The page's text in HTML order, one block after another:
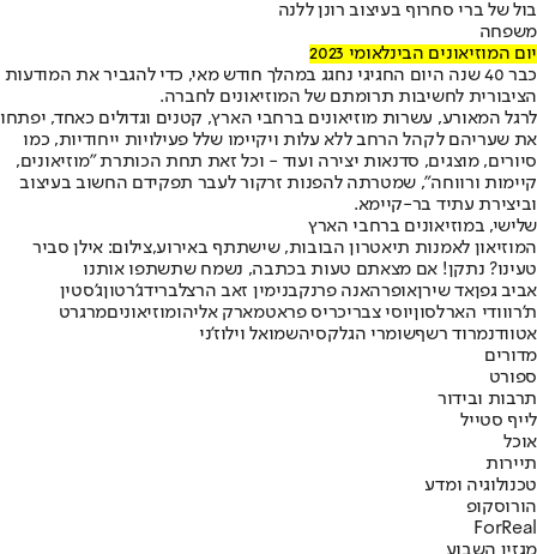
בול של ברי סחרוף בעיצוב רונן ללנה
משפחה
יום המוזיאונים הבינלאומי 2023
כבר 40 שנה היום החגיגי נחגג במהלך חודש מאי, כדי להגביר את המודעות
הציבורית לחשיבות תרומתם של המוזיאונים לחברה.
לרגל המאורע, עשרות מוזיאונים ברחבי הארץ, קטנים וגדולים כאחד, יפתחו
את שעריהם לקהל הרחב ללא עלות ויקיימו שלל פעילויות ייחודיות, כמו
סיורים, מוצגים, סדנאות יצירה ועוד - וכל זאת תחת הכותרת "מוזיאונים,
קיימות ורווחה", שמטרתה להפנות זרקור לעבר תפקידם החשוב בעיצוב
וביצירת עתיד בר-קיימא.
שלישי, במוזיאונים ברחבי הארץ
המוזיאון לאמנות תיאטרון הבובות, שישתתף באירוע,צילום: אילן סביר
טעינו? נתקן! אם מצאתם טעות בכתבה, נשמח שתשתפו אותנו
אביב גפןאד שירןאופרהאנה פרנקבנימין זאב הרצלברידג'רטוןג'סטין
ת'רווודי הארלסוןיוסי צבריכריס פראטמארק אליהומוזיאוניםמרגרט
אטוודנמרוד רשףשומרי הגלקסיהשמואל וילוז'ני
מדורים
ספורט
תרבות ובידור
לייף סטייל
אוכל
תיירות
טכנולוגיה ומדע
הורוסקופ
ForReal